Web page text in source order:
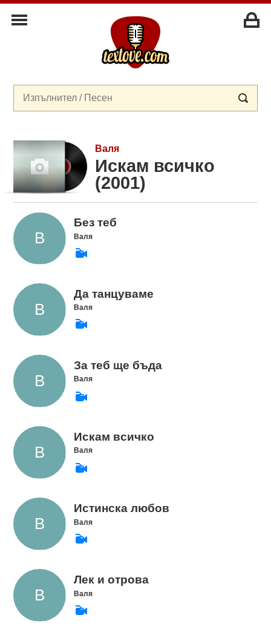
Валя
Искам всичко
(2001)
Без теб
Валя
Да танцуваме
Валя
За теб ще бъда
Валя
Искам всичко
Валя
Истинска любов
Валя
Лек и отрова
Валя